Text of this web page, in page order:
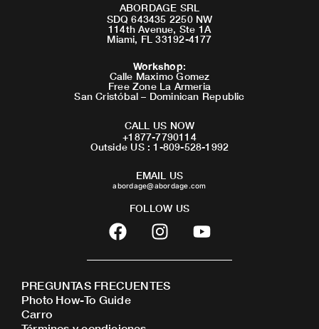
ABORDAGE SRL
SDQ 643435 2250 NW
114th Avenue, Ste 1A
Miami, FL 33192-4177
Workshop:
Calle Maximo Gomez
Free Zone La Armeria
San Cristóbal – Dominican Republic
CALL US NOW
+1877-7790114
Outside US : 1-809-528-1992
EMAIL US
abordage@abordage.com
FOLLOW US
F
a
c
b
o
I
n
s
a
Y
o
u
PREGUNTAS FRECUENTES
Photo How-To Guide
Carro